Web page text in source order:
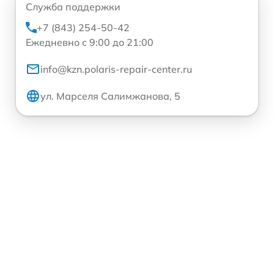
Служба поддержки
+7 (843) 254-50-42
Ежедневно с 9:00 до 21:00
info@kzn.polaris-repair-center.ru
ул. Марселя Салимжанова, 5